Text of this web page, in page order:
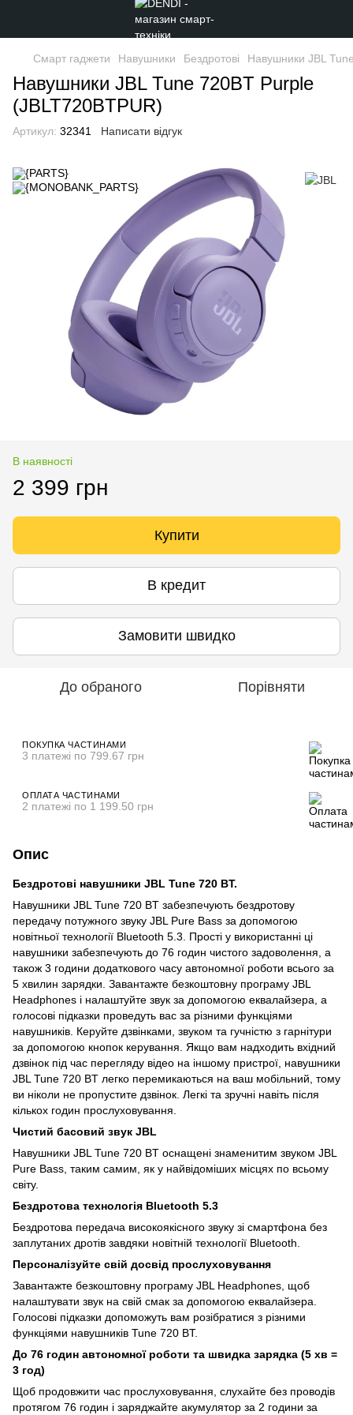
Смарт гаджети Навушники Бездротові Навушники JBL
Навушники JBL Tune 720BT Purple
(JBLT720BTPUR)
Артикул: 32341 Написати відгук
В наявності
2 399 грн
Купити
В кредит
Замовити швидко
До обраного Порівняти
ПОКУПКА ЧАСТИНАМИ
3 платежі по 799.67 грн
ОПЛАТА ЧАСТИНАМИ
2 платежі по 1 199.50 грн
Опис
Бездротові навушники JBL Tune 720 BT.
Навушники JBL Tune 720 BT забезпечують бездротову
передачу потужного звуку JBL Pure Bass за допомогою
новітньої технології Bluetooth 5.3. Прості у використанні ці
навушники забезпечують до 76 годин чистого задоволення, а
також 3 години додаткового часу автономної роботи всього за
5 хвилин зарядки. Завантажте безкоштовну програму JBL
Headphones і налаштуйте звук за допомогою еквалайзера, а
голосові підказки проведуть вас за різними функціями
навушників. Керуйте дзвінками, звуком та гучністю з гарнітури
за допомогою кнопок керування. Якщо вам надходить вхідний
дзвінок під час перегляду відео на іншому пристрої, навушники
JBL Tune 720 BT легко перемикаються на ваш мобільний, тому
ви ніколи не пропустите дзвінок. Легкі та зручні навіть після
кількох годин прослуховування.
Чистий басовий звук JBL
Навушники JBL Tune 720 BT оснащені знаменитим звуком JBL
Pure Bass, таким самим, як у найвідоміших місцях по всьому
світу.
Бездротова технологія Bluetooth 5.3
Бездротова передача високоякісного звуку зі смартфона без
заплутаних дротів завдяки новітній технології Bluetooth.
Персоналізуйте свій досвід прослуховування
Завантажте безкоштовну програму JBL Headphones, щоб
налаштувати звук на свій смак за допомогою еквалайзера.
Голосові підказки допоможуть вам розібратися з різними
функціями навушників Tune 720 BT.
До 76 годин автономної роботи та швидка зарядка (5 хв =
3 год)
Щоб продовжити час прослуховування, слухайте без проводів
протягом 76 годин і заряджайте акумулятор за 2 години за